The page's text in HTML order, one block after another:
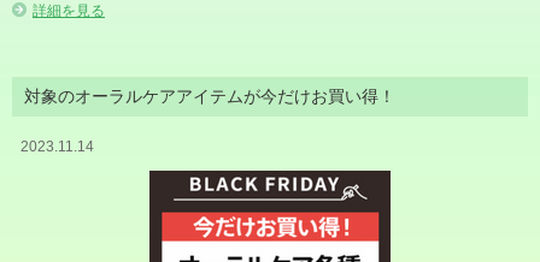
詳細を見る
対象のオーラルケアアイテムが今だけお買い得！
2023.11.14